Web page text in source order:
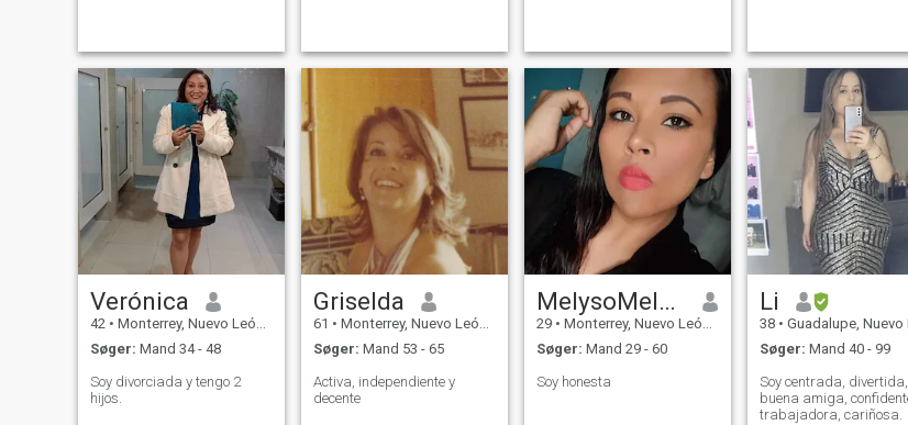
perros , viajar , cantar, leer,
café , di
Verónica
42 • Monterrey, Nuevo León, Mexico
Søger: Mand 34 - 48
Soy divorciada y tengo 2
hijos.
Griselda
61 • Monterrey, Nuevo León, Mexico
Søger: Mand 53 - 65
Activa, independiente y
decente
MelysoMelyso
29 • Monterrey, Nuevo León, Mexico
Søger: Mand 29 - 60
Soy honesta
Li
38 • Guadalupe, Nuevo León,
Søger: Mand 40 - 99
Soy centrada, divertida,
buena amiga,
trabajadora, cariñosa.